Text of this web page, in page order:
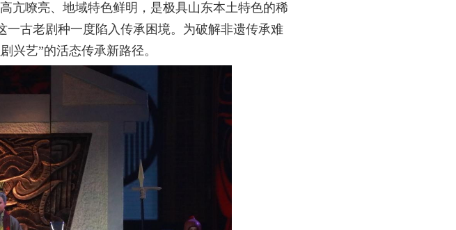
亢嘹亮、地域特色鲜明，是极具山东本土特色的稀
古老剧种一度陷入传承困境。为破解非遗传承难
兴艺”的活态传承新路径。